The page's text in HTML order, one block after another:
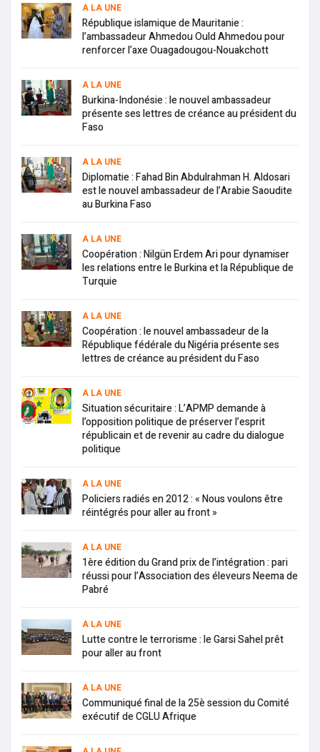
A LA UNE
République islamique de Mauritanie :
l’ambassadeur Ahmedou Ould Ahmedou pour
renforcer l’axe Ouagadougou-Nouakchott
A LA UNE
Burkina-Indonésie : le nouvel ambassadeur
présente ses lettres de créance au président du
Faso
A LA UNE
Diplomatie : Fahad Bin Abdulrahman H. Aldosari
est le nouvel ambassadeur de l’Arabie Saoudite
au Burkina Faso
A LA UNE
Coopération : Nilgün Erdem Ari pour dynamiser
les relations entre le Burkina et la République de
Turquie
A LA UNE
Coopération : le nouvel ambassadeur de la
République fédérale du Nigéria présente ses
lettres de créance au président du Faso
A LA UNE
Situation sécuritaire : L’APMP demande à
l’opposition politique de préserver l’esprit
républicain et de revenir au cadre du dialogue
politique
A LA UNE
Policiers radiés en 2012 : « Nous voulons être
réintégrés pour aller au front »
A LA UNE
1ère édition du Grand prix de l’intégration : pari
réussi pour l’Association des éleveurs Neema de
Pabré
A LA UNE
Lutte contre le terrorisme : le Garsi Sahel prêt
pour aller au front
A LA UNE
Communiqué final de la 25è session du Comité
exécutif de CGLU Afrique